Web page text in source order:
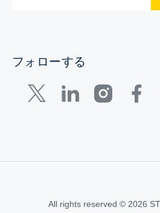
フォローする
All rights reserved © 2026